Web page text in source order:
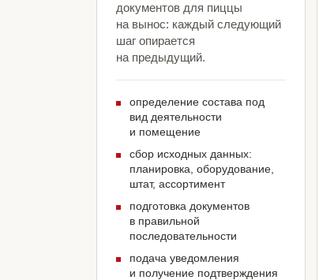
документов для пиццы
на вынос: каждый следующий
шаг опирается
на предыдущий.
определение состава под
вид деятельности
и помещение
сбор исходных данных:
планировка, оборудование,
штат, ассортимент
подготовка документов
в правильной
последовательности
подача уведомления
и получение подтверждения